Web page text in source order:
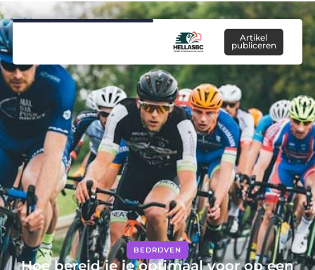
Artikel
publiceren
BEDRIJVEN
Hoe bereid je je optimaal voor op een